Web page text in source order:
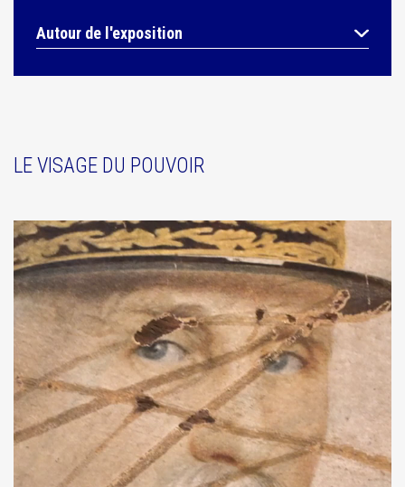
Autour de l'exposition
LE VISAGE DU POUVOIR